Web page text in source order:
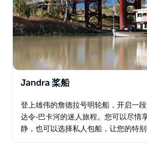
Jandra 桨船
登上雄伟的詹德拉号明轮船，开启一
达令-巴卡河的迷人旅程。您可以尽情
静，也可以选择私人包船，让您的特别